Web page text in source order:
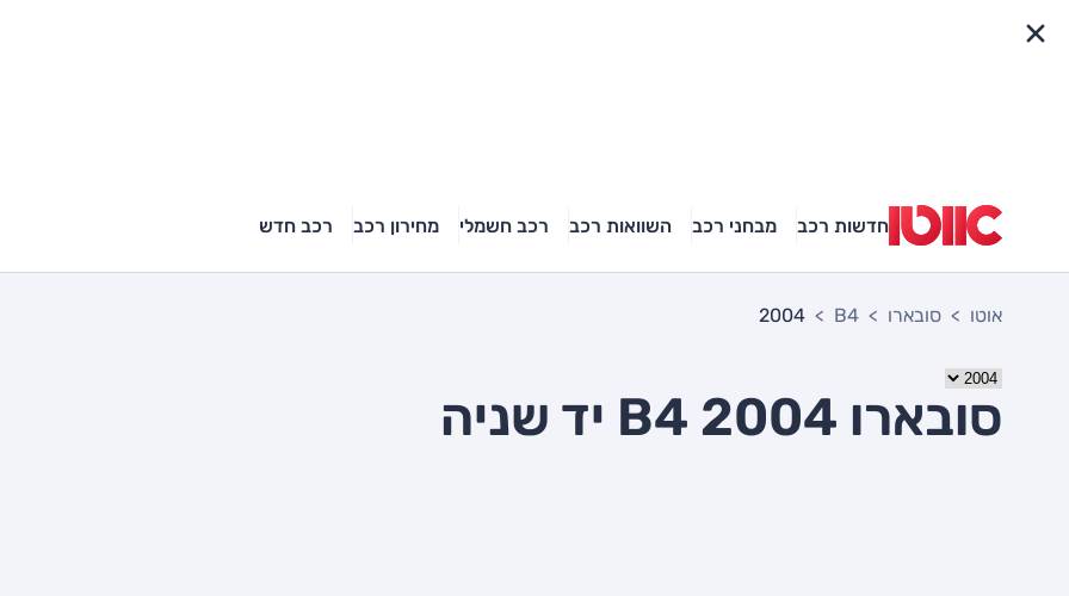
חדשות רכב מבחני רכב השוואות רכב רכב חשמלי מחירון רכב רכב חדש
אוטו סובארו B4
2004
סובארו B4 2004 יד שניה